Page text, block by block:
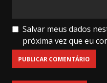
Salvar meus dados
próxima vez que eu